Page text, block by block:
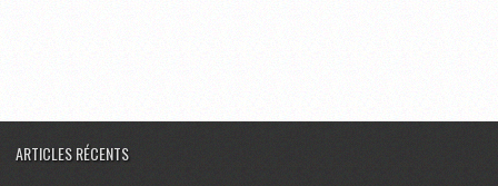
ARTICLES RÉCENTS